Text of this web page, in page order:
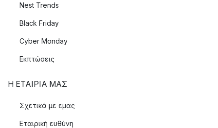
Nest Trends
Black Friday
Cyber Monday
Εκπτώσεις
Η ΕΤΑΊΡΙΑ ΜΑΣ
Σχετικά με εμας
Εταιρική ευθύνη